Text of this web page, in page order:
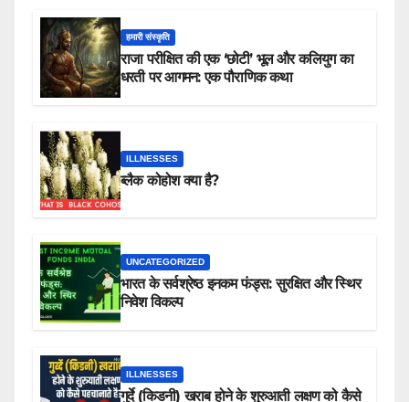
हमारी संस्कृति
राजा परीक्षित की एक ‘छोटी’ भूल और कलियुग का
धरती पर आगमन: एक पौराणिक कथा
ILLNESSES
ब्लैक कोहोश क्या है?
UNCATEGORIZED
भारत के सर्वश्रेष्ठ इनकम फंड्स: सुरक्षित और स्थिर
निवेश विकल्प
ILLNESSES
गुर्दे (किडनी) खराब होने के शुरुआती लक्षण को कैसे